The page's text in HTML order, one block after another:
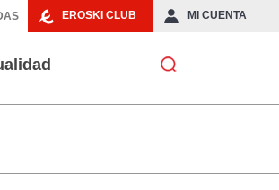
EROSKI CLUB MI CUENTA